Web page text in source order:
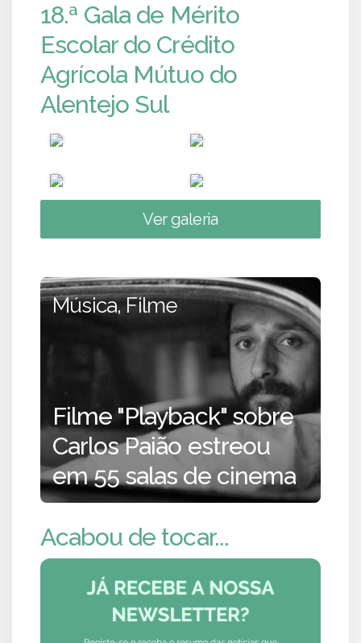
18.ª Gala de Mérito
Escolar do Crédito
Agrícola Mútuo do
Alentejo Sul
Ver galeria
Música, Filme
Filme "Playback" sobre
Carlos Paião estreou
em 55 salas de cinema
Acabou de tocar...